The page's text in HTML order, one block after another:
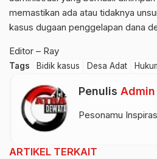
memastikan ada atau tidaknya
kasus dugaan penggelapan dana
Editor – Ray
Tags Bidik kasus Desa Adat
Penulis Admin
Pesonamu
ARTIKEL TERKAIT